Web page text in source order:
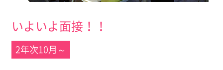
いよいよ面接！！
2年次10月～